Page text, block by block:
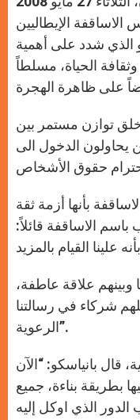
p e
r
k
الاساقفة الإيطاليين
الذي شدد على أهمية
الحياة، مسلطاً
توازن مستمر بين
يحاولون الدخول الى
بأنها أزمة ثقة
باسم الاساقفة قائلاً:
وبينهم علاقة عاطفة،
شركاء في رسالتنا
الرعوية”.
قال بانياسكو: “الآن
بطريقة بناءة، جميع